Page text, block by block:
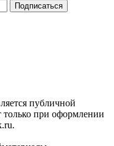
публичной
при оформлении